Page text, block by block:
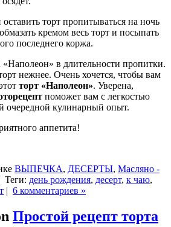
торт пропитываться на ночь
кремом весь торт и посыпать
последнего коржа.
«Наполеон» в длительности пропитки.
нежнее. Очень хочется, чтобы вам
торт «Наполеон». Уверена,
поможет вам с легкостью
очередной кулинарный опыт.
аппетита!
ВЫПЕЧКА, ДЕСЕРТЫ, Масляно -
Теги: день рождения, десерт, к чаю,
| 6 комментариев »
Простой рецепт торта